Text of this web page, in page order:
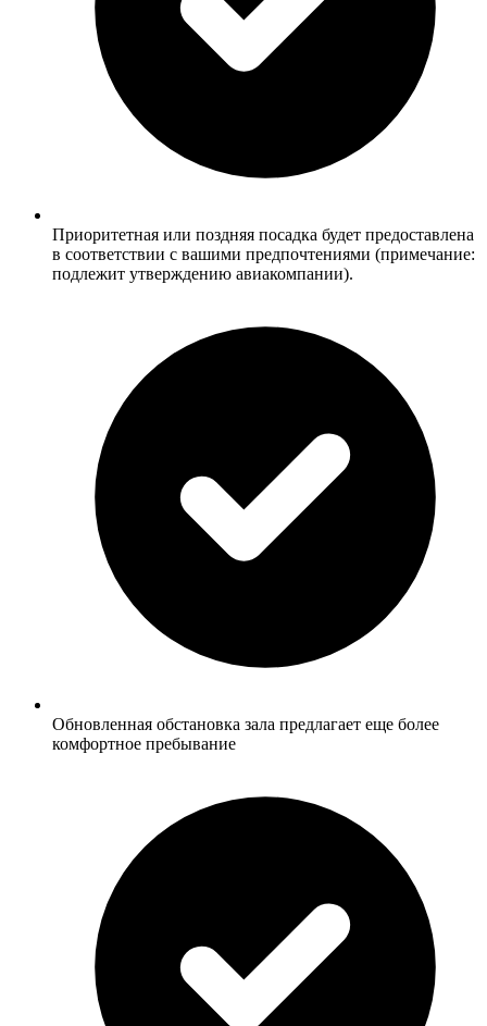
Приоритетная или поздняя посадка будет предоставлена
в соответствии с вашими предпочтениями (примечание:
подлежит утверждению авиакомпании).
Обновленная обстановка зала предлагает еще более
комфортное пребывание